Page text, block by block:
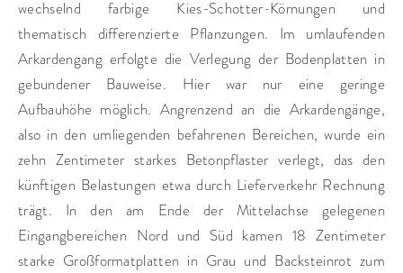
wechselnd farbige Kies-Schotter-Körnungen und
thematisch differenzierte Pflanzungen. Im umlaufenden
Arkardengang erfolgte die Verlegung der Bodenplatten in
gebundener Bauweise. Hier war nur eine geringe
Aufbauhöhe möglich. Angrenzend an die Arkardengänge,
also in den umliegenden befahrenen Bereichen, wurde ein
zehn Zentimeter starkes Betonpflaster verlegt, das den
künftigen Belastungen etwa durch Lieferverkehr Rechnung
trägt. In den am Ende der Mittelachse gelegenen
Eingangbereichen Nord und Süd kamen 18 Zentimeter
starke Großformatplatten in Grau und Backsteinrot zum